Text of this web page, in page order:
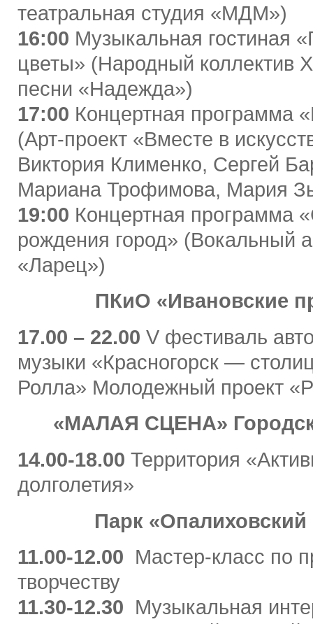
театральная студия «МДМ»)
16:00 Музыкальная гостиная
цветы» (Народный коллектив
песни «Надежда»)
17:00 Концертная программа
(Арт-проект «Вместе в
Виктория Клименко, Сергей
Мариана Трофимова, Мария
19:00 Концертная программа
рождения город» (Вокальный
«Ларец»)
ПКиО «Ивановские
17.00 – 22.00 V фестиваль
музыки «Красногорск —
Ролла» Молодежный проект
«МАЛАЯ СЦЕНА»
14.00-18.00 Территория
долголетия»
Парк «Опалиховский
11.00-12.00 Мастер-класс по
творчеству
11.30-12.30 Музыкальная